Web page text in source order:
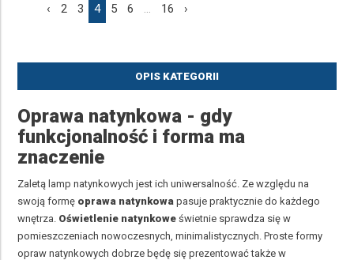
‹ 2 3 4 5 6 ... 16 ›
OPIS KATEGORII
Oprawa natynkowa - gdy
funkcjonalność i forma ma
znaczenie
Zaletą lamp natynkowych jest ich uniwersalność. Ze względu na
swoją formę oprawa natynkowa pasuje praktycznie do każdego
wnętrza. Oświetlenie natynkowe świetnie sprawdza się w
pomieszczeniach nowoczesnych, minimalistycznych. Proste formy
opraw natynkowych dobrze będę się prezentować także w